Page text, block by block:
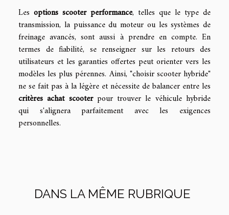
Les options scooter performance, telles que le type de
transmission, la puissance du moteur ou les systèmes de
freinage avancés, sont aussi à prendre en compte. En
termes de fiabilité, se renseigner sur les retours des
utilisateurs et les garanties offertes peut orienter vers les
modèles les plus pérennes. Ainsi, "choisir scooter hybride"
ne se fait pas à la légère et nécessite de balancer entre les
critères achat scooterpour trouver le véhicule hybride
qui s'alignera parfaitement avec les exigences
personnelles.
DANS LA MÊME RUBRIQUE